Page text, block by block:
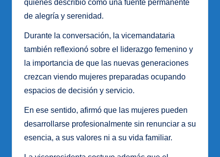
quienes describió como una fuente permanente
de alegría y serenidad.
Durante la conversación, la vicemandataria
también reflexionó sobre el liderazgo femenino y
la importancia de que las nuevas generaciones
crezcan viendo mujeres preparadas ocupando
espacios de decisión y servicio.
En ese sentido, afirmó que las mujeres pueden
desarrollarse profesionalmente sin renunciar a su
esencia, a sus valores ni a su vida familiar.